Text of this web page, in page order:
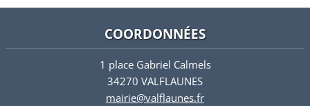
COORDONNÉES
1 place Gabriel Calmels
34270 VALFLAUNES
mairie@valflaunes.fr